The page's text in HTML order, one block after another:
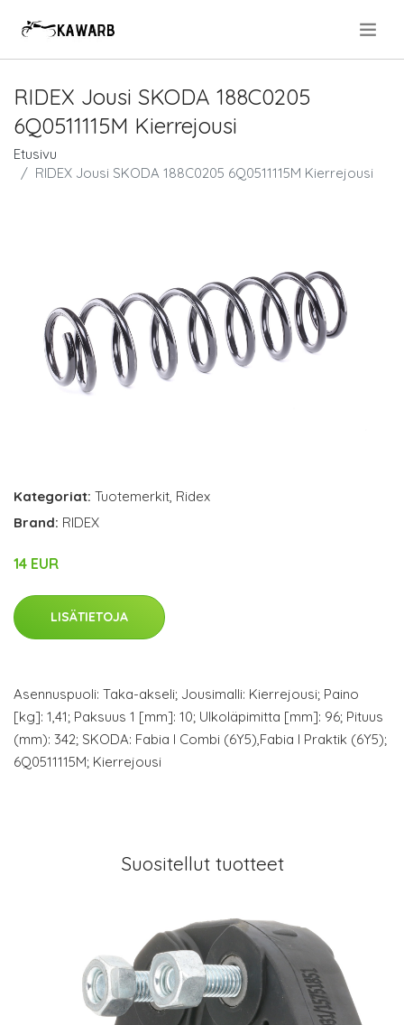
RIDEX Jousi SKODA 188C0205
6Q0511115M Kierrejousi
Etusivu
RIDEX Jousi SKODA 188C0205 6Q0511115M Kierrejousi
Kategoriat: Tuotemerkit, Ridex
Brand: RIDEX
14 EUR
LISÄTIETOJA
Asennuspuoli: Taka-akseli; Jousimalli: Kierrejousi; Paino
[kg]: 1,41; Paksuus 1 [mm]: 10; Ulkoläpimitta [mm]: 96; Pituus
(mm): 342; SKODA: Fabia I Combi (6Y5),Fabia I Praktik (6Y5);
6Q0511115M; Kierrejousi
Suositellut tuotteet